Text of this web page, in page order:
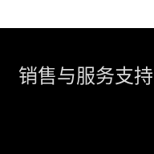
销售与服务支持